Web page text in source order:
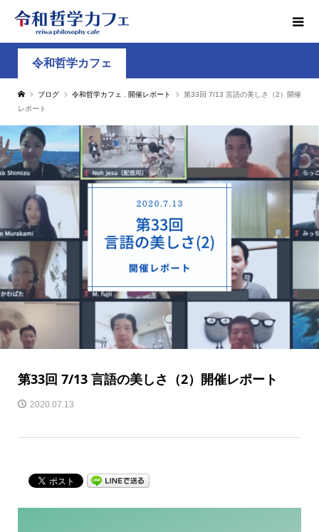
令和哲学カフェ
ブログ 令和哲学カフェ 開催レポート
第33回 7/13 言語の美しさ（2）開催
レポート
第33回 7/13 言語の美しさ（2）開催レポート
2020.07.13